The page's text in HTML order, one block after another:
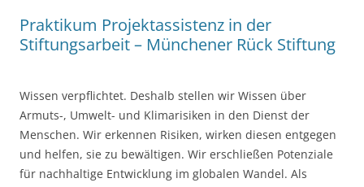
Praktikum Projektassistenz in der
Stiftungsarbeit – Münchener Rück Stiftung
Wissen verpflichtet. Deshalb stellen wir Wissen über
Armuts-, Umwelt- und Klimarisiken in den Dienst der
Menschen. Wir erkennen Risiken, wirken diesen entgegen
und helfen, sie zu bewältigen. Wir erschließen Potenziale
für nachhaltige Entwicklung im globalen Wandel. Als